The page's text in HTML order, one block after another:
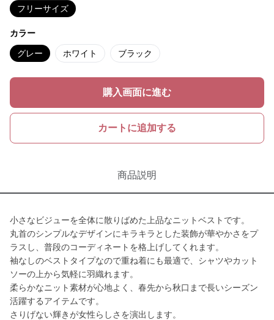
フリーサイズ
カラー
グレー ホワイト ブラック
購入画面に進む
カートに追加する
商品説明
小さなビジューを全体に散りばめた上品なニットベストです。
丸首のシンプルなデザインにキラキラとした装飾が華やかさをプ
ラスし、普段のコーディネートを格上げしてくれます。
袖なしのベストタイプなので重ね着にも最適で、シャツやカット
ソーの上から気軽に羽織れます。
柔らかなニット素材が心地よく、春先から秋口まで長いシーズン
活躍するアイテムです。
さりげない輝きが女性らしさを演出します。